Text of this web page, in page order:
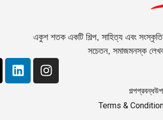
একুশ শতক একটি শিল্প, সাহিত্য এবং
সচেতন, সমাজমনস্ক
গল্পপ্রবন্ধ
Terms &